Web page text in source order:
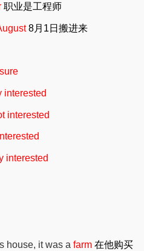
职业是工程师
8月1日搬进来
interested
interested
interested
house, it was a farm 在他购买